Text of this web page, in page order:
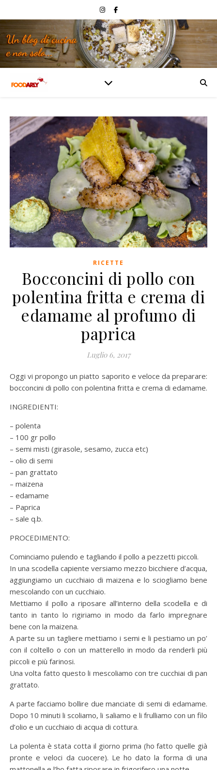
RICETTE
Bocconcini di pollo con
polentina fritta e crema di
edamame al profumo di
paprica
Luglio 6, 2017
Oggi vi propongo un piatto saporito e veloce da preparare:
bocconcini di pollo con polentina fritta e crema di edamame.
INGREDIENTI:
– polenta
– 100 gr pollo
– semi misti (girasole, sesamo, zucca etc)
– olio di semi
– pan grattato
– maizena
– edamame
– Paprica
– sale q.b.
PROCEDIMENTO:
Cominciamo pulendo e tagliando il pollo a pezzetti piccoli.
In una scodella capiente versiamo mezzo bicchiere d’acqua,
aggiungiamo un cucchiaio di maizena e lo sciogliamo bene
mescolando con un cucchiaio.
Mettiamo il pollo a riposare all’interno della scodella e di
tanto in tanto lo rigiriamo in modo da farlo impregnare
bene con la maizena.
A parte su un tagliere mettiamo i semi e li pestiamo un po’
con il coltello o con un matterello in modo da renderli più
piccoli e più farinosi.
Una volta fatto questo li mescoliamo con tre cucchiai di pan
grattato.
A parte facciamo bollire due manciate di semi di edamame.
Dopo 10 minuti li scoliamo, li saliamo e li frulliamo con un filo
d’olio e un cucchiaio di acqua di cottura.
La polenta è stata cotta il giorno prima (ho fatto quelle già
pronte e veloci da cuocere). Le ho dato la forma di una